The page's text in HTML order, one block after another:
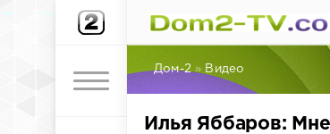
Дом-2 » Видео
Илья Яббаров: